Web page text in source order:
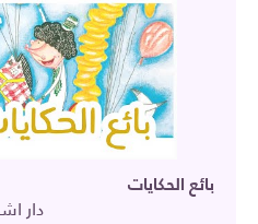
بائع الحكايات
دار